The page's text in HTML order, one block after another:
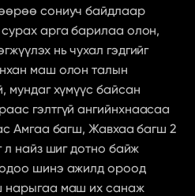
сониуч байдлаар
арга барилаа олон,
нь чухал гэдгийг
маш олон талын
мундаг хүмүүс байсан
гэлтгүй ангийнхнаасаа
Амгаа багш, Жавхаа багш 2
л найз шиг дотно байж
шинэ ажилд ороод
нарыгаа маш их санаж